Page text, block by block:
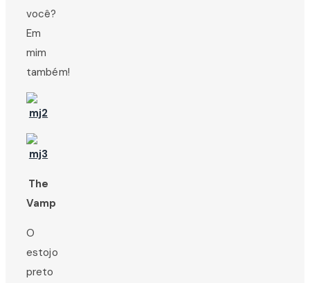
você?
Em
mim
também!
The
Vamp
O
estojo
preto